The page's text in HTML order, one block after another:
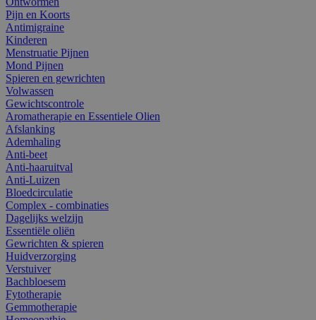
Pijn en Koorts
Antimigraine
Kinderen
Menstruatie Pijnen
Mond Pijnen
Spieren en gewrichten
Volwassen
Gewichtscontrole
Aromatherapie en Essentiele Olien
Afslanking
Ademhaling
Anti-beet
Anti-haaruitval
Anti-Luizen
Bloedcirculatie
Complex - combinaties
Dagelijks welzijn
Essentiële oliën
Gewrichten & spieren
Huidverzorging
Verstuiver
Bachbloesem
Fytotherapie
Gemmotherapie